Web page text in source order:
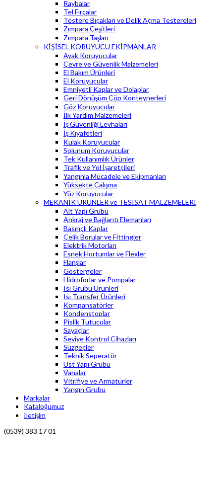
Raybalar
Tel Fırçalar
Testere Bıçakları ve Delik Açma Testereleri
Zımpara Çeşitleri
Zımpara Taşları
KİŞİSEL KORUYUCU EKİPMANLAR
Ayak Koruyucular
Çevre ve Güvenlik Malzemeleri
El Bakım Ürünleri
El Koruyucular
Emniyetli Kaplar ve Dolaplar
Geri Dönüşüm Çöp Konteynerleri
Göz Koruyucular
İlk Yardım Malzemeleri
İş Güvenliği Levhaları
İş Kıyafetleri
Kulak Koruyucular
Solunum Koruyucular
Tek Kullanımlık Ürünler
Trafik ve Yol İşaretçileri
Yangınla Mücadele ve Ekipmanları
Yüksekte Çalışma
Yüz Koruyucular
MEKANİK ÜRÜNLER ve TESİSAT MALZEMELERİ
Alt Yapı Grubu
Ankraj ve Bağlantı Elemanları
Basınçlı Kaplar
Çelik Borular ve Fittingler
Elektrik Motorları
Esnek Hortumlar ve Flexler
Flanşlar
Göstergeler
Hidroforlar ve Pompalar
Isı Grubu Ürünleri
Isı Transfer Ürünleri
Kompansatörler
Kondenstoplar
Pislik Tutucular
Sayaçlar
Seviye Kontrol Cihazları
Süzgeçler
Teknik Seperatör
Üst Yapı Grubu
Vanalar
Vitrifiye ve Armatürler
Yangın Grubu
Markalar
Kataloğumuz
İletişim
(0539) 383 17 01